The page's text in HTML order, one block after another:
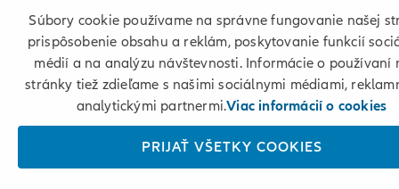
Súbory cookie používame na správne fungovanie našej
prispôsobenie obsahu a reklám, poskytovanie funkcií
médií a na analýzu návštevnosti. Informácie o používaní
stránky tiež zdieľame s našimi sociálnymi médiami,
analytickými partnermi.Viac informácií o cookies
PRIJAŤ VŠETKY COOKIES